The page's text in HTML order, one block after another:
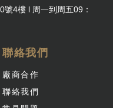
4樓 l 周一到周五09：
聯絡我們
廠商合作
聯絡我們